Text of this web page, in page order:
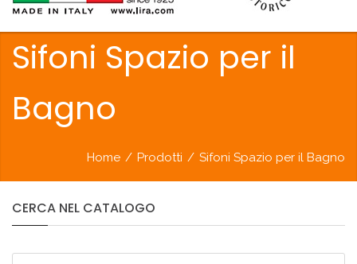
Sifoni Spazio per il
Bagno
Home / Prodotti / Sifoni Spazio per il Bagno
CERCA NEL CATALOGO